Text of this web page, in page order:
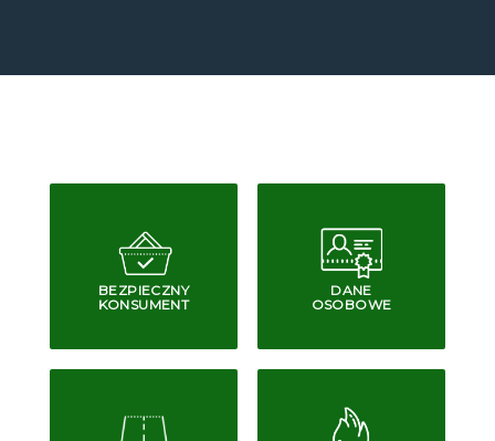
BEZPIECZNY
KONSUMENT
DANE
OSOBOWE